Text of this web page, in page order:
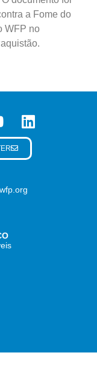
a Fome do
WFP no